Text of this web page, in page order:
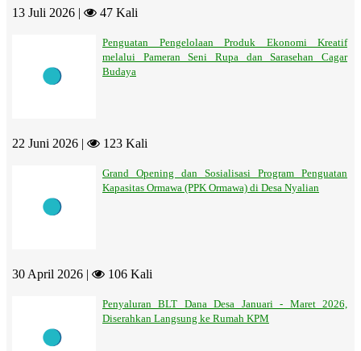
13 Juli 2026 | 47 Kali
Penguatan Pengelolaan Produk Ekonomi Kreatif
melalui Pameran Seni Rupa dan Sarasehan Cagar
Budaya
22 Juni 2026 | 123 Kali
Grand Opening dan Sosialisasi Program Penguatan
Kapasitas Ormawa (PPK Ormawa) di Desa Nyalian
30 April 2026 | 106 Kali
Penyaluran BLT Dana Desa Januari - Maret 2026,
Diserahkan Langsung ke Rumah KPM